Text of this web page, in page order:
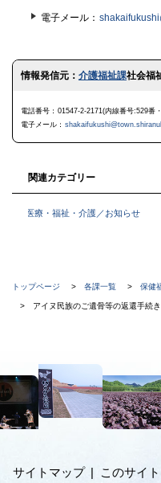
電子メール
ト
る
情報発信元： 介護福祉課社会福
電話番号 01547-2-2171(内線番号:529番
電子メール
関連カテゴリー
医療・福祉・介護／お知らせ
現
在
の
階
層
トップページ 各課一覧 保健
アイヌ民族のご遺骨等の返還手続
文
へ
メ
サイトマップ このサイ